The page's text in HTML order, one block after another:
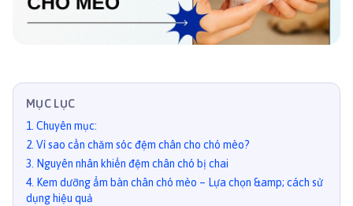
MỤC LỤC
1 Chuyên mục:
2 Vì sao cần chăm sóc đệm chân cho chó mèo?
3
Nguyên nhân khiến đệm chân chó bị chai
4. Kem dưỡng ẩm bàn chân chó mèo – Lựa chọn &amp; cách sử
dụng hiệu quả